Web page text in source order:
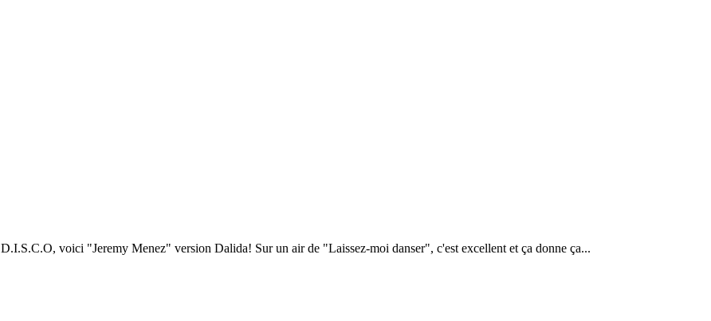
voici "Jeremy Menez" version Dalida! Sur un air de "Laissez-moi danser", c'est excellent et ça donne ça...